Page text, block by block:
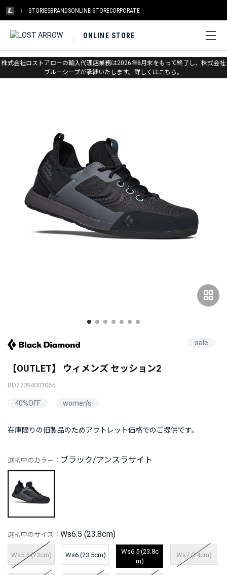
STORIESBRANDSONLINE STORECORPORATE
ONLINE STORE
株式会社ロストアローの輸入代理店業務は2026年8月末をもって終了し、株式会社
ブルーシープが承継いたします。 詳しくはこちら。
ホーム > アウトレット > 登山靴・シューズ
grid_view
sale
【OUTLET】 ウィメンズ セッション2
BD27094001065
40%OFF women's
在庫限りの旧製品のためアウトレット価格でのご提供です。
選択中のカラー： ブラック/アンスラサイト
選択中のサイズ： Ws6.5 (23.8cm)
Ws5.5 (23cm) Ws6 (23.5cm)
Ws6.5 (23.8c
m)
Ws7 (24cm)